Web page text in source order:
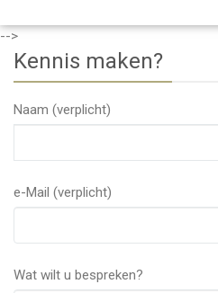
-->
Kennis maken?
Naam (verplicht)
e-Mail (verplicht)
Wat wilt u bespreken?